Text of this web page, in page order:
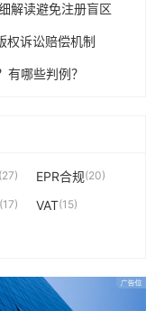
解读避免注册盲区
权诉讼赔偿机制
哪些判例？
(27) EPR合规(20)
(17) VAT(15)